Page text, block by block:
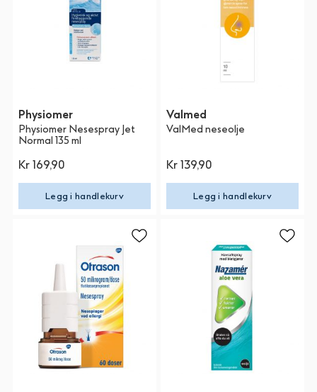
Physiomer
Physiomer Nesespray Jet
Normal 135 ml
Kr 169,90
Legg i handlekurv
Valmed
ValMed neseolje
Kr 139,90
Legg i handlekurv